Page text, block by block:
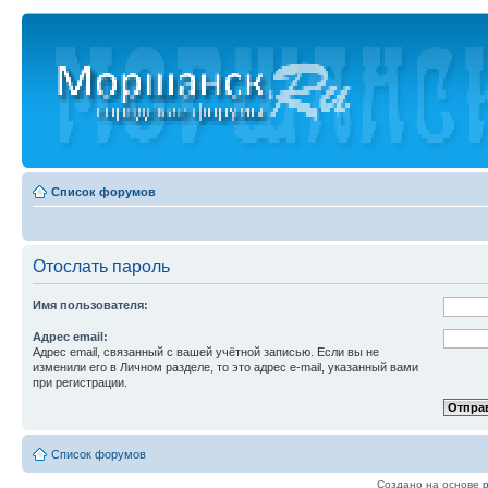
Список форумов
Отослать пароль
Имя пользователя:
Адрес email:
Адрес email, связанный с вашей учётной записью. Если вы не
изменили его в Личном разделе, то это адрес e-mail, указанный вами
при регистрации.
Список форумов
Создано на основе